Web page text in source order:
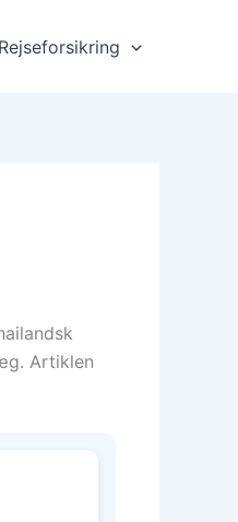
Rejseforsikring
Artiklen